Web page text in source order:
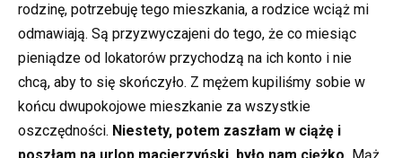
rodzinę, potrzebuję tego mieszkania, a rodzice wciąż mi
odmawiają. Są przyzwyczajeni do tego, że co miesiąc
pieniądze od lokatorów przychodzą na ich konto i nie
chcą, aby to się skończyło. Z mężem kupiliśmy sobie w
końcu dwupokojowe mieszkanie za wszystkie
oszczędności. Niestety, potem zaszłam w ciążę i